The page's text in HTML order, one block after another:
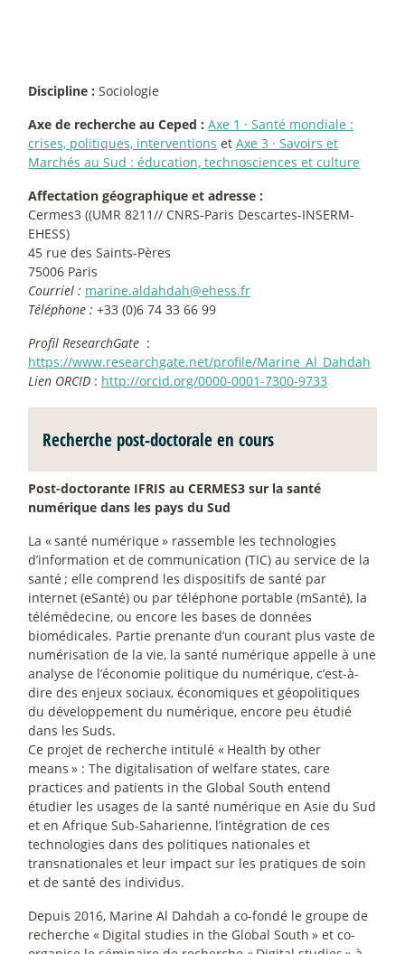
Discipline : Sociologie
Axe de recherche au Ceped : Axe 1 · Santé mondiale :
crises, politiques, interventions et Axe 3 · Savoirs et
Marchés au Sud : éducation, technosciences et culture
Affectation géographique et adresse :
Cermes3 ((UMR 8211// CNRS-Paris Descartes-INSERM-
EHESS)
45 rue des Saints-Pères
75006 Paris
Courriel : marine.aldahdah@ehess.fr
Téléphone : +33 (0)6 74 33 66 99
Profil ResearchGate :
https://www.researchgate.net/profile/Marine_Al_Dahdah
Lien ORCID : http://orcid.org/0000-0001-7300-9733
Recherche post-doctorale en cours
Post-doctorante IFRIS au CERMES3 sur la santé
numérique dans les pays du Sud
La «santé numérique » rassemble les technologies
d’information et de communication (TIC) au service de la
santé ; elle comprend les dispositifs de santé par
internet (eSanté) ou par téléphone portable (mSanté), la
télémédecine, ou encore les bases de données
biomédicales. Partie prenante d’un courant plus vaste de
numérisation de la vie, la santé numérique appelle à une
analyse de l’économie politique du numérique, c’est-à-
dire des enjeux sociaux, économiques et géopolitiques
du développement du numérique, encore peu étudié
dans les Suds.
Ce projet de recherche intitulé « Health by other
means » : The digitalisation of welfare states, care
practices and patients in the Global South entend
étudier les usages de la santé numérique en Asie du Sud
et en Afrique Sub-Saharienne, l’intégration de ces
technologies dans des politiques nationales et
transnationales et leur impact sur les pratiques de soin
et de santé des individus.
Depuis 2016, Marine Al Dahdah a co-fondé le groupe de
recherche « Digital studies in the Global South » et co-